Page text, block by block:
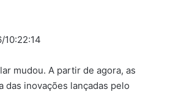
10:22:14
mudou. A partir de agora, as
das inovações lançadas pelo